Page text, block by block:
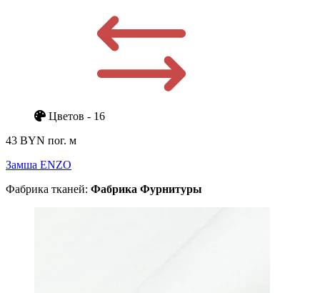
Цветов - 16
43 BYN пог. м
Замша ENZO
Фабрика тканей: Фабрика Фурнитуры